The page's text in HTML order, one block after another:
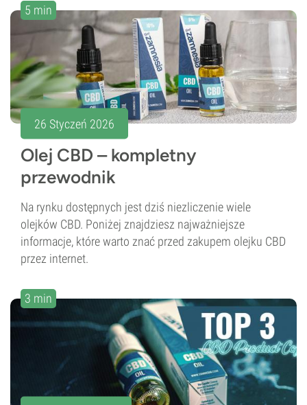
5 min
26 Styczeń 2026
Olej CBD – kompletny
przewodnik
Na rynku dostępnych jest dziś niezliczenie wiele
olejków CBD. Poniżej znajdziesz najważniejsze
informacje, które warto znać przed zakupem olejku CBD
przez internet.
3 min